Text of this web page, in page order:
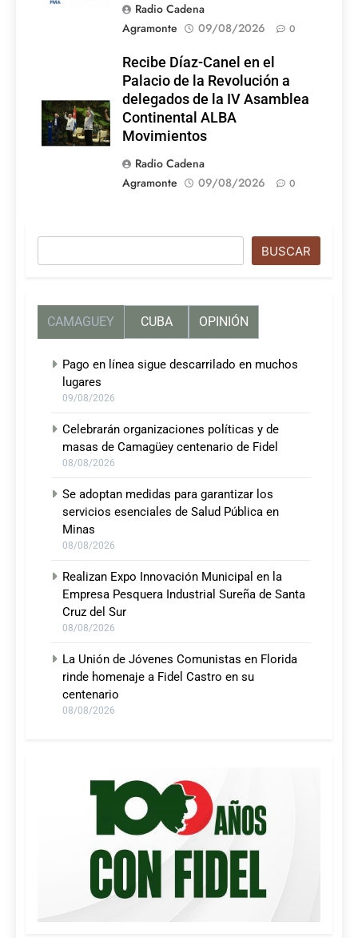
Radio Cadena
Agramonte
09/08/2026 0
Recibe Díaz-Canel en el
Palacio de la Revolución a
delegados de la IV Asamblea
Continental ALBA
Movimientos
Radio Cadena
Agramonte
09/08/2026 0
BUSCAR
CAMAGUEY CUBA OPINIÓN
Pago en línea sigue descarrilado en muchos
lugares
09/08/2026
Celebrarán organizaciones políticas y de
masas de Camagüey centenario de Fidel
08/08/2026
Se adoptan medidas para garantizar los
servicios esenciales de Salud Pública en
Minas
08/08/2026
Realizan Expo Innovación Municipal en la
Empresa Pesquera Industrial Sureña de Santa
Cruz del Sur
08/08/2026
La Unión de Jóvenes Comunistas en Florida
rinde homenaje a Fidel Castro en su
centenario
08/08/2026